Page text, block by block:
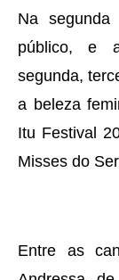
Na
público, e
segunda,
a beleza
Itu Festival
Misses do
Entre as